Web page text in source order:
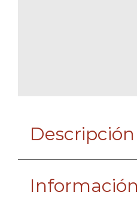
Descripción